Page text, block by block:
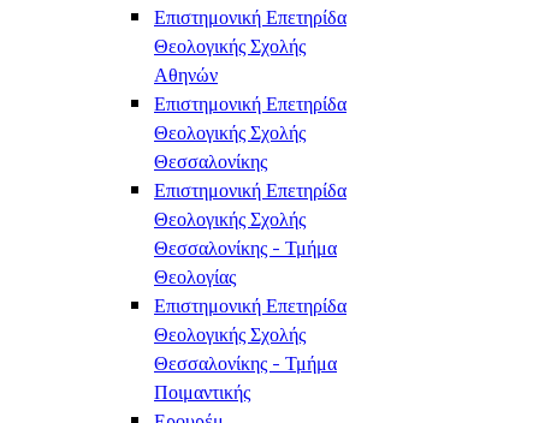
Επιστημονική Επετηρίδα
Θεολογικής Σχολής
Αθηνών
Επιστημονική Επετηρίδα
Θεολογικής Σχολής
Θεσσαλονίκης
Επιστημονική Επετηρίδα
Θεολογικής Σχολής
Θεσσαλονίκης - Τμήμα
Θεολογίας
Επιστημονική Επετηρίδα
Θεολογικής Σχολής
Θεσσαλονίκης - Τμήμα
Ποιμαντικής